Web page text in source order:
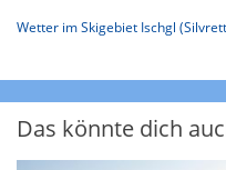
Wetter im Skigebiet Ischgl
Das könnte dich